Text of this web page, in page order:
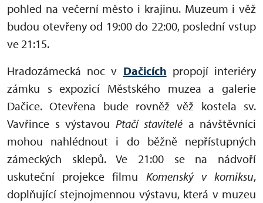
pohled na večerní město i krajinu. Muzeum i věž
budou otevřeny od 19:00 do 22:00, poslední vstup
ve 21:15.
Hradozámecká noc v Dačicích propojí interiéry
zámku s expozicí Městského muzea a galerie
Dačice. Otevřena bude rovněž věž kostela sv.
Vavřince s výstavou Ptačí stavitelé a návštěvníci
mohou nahlédnout i do běžně nepřístupných
zámeckých sklepů. Ve 21:00 se na nádvoří
uskuteční projekce filmu Komenský v komiksu,
doplňující stejnojmennou výstavu, která v muzeu